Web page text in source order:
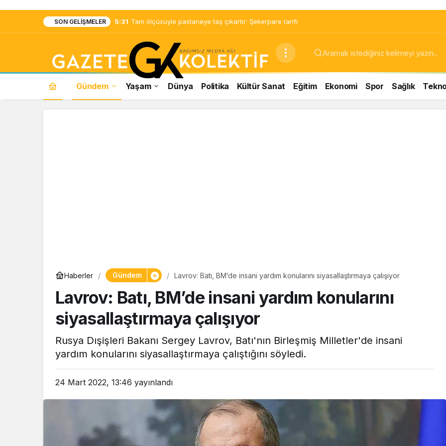
SON GELIŞMELER 5:31 Tam ölçüsüyle pastaneye taş çıkartır: Şekerpare tarifi
Gündem Yaşam Dünya Politika Kültür Sanat Eğitim Ekonomi Spor Sağlık
Haberler Gündem Lavrov: Batı, BM’de insani yardım konularını siyasallaştırmaya çalışıyor
Lavrov: Batı, BM’de insani yardım konularını
siyasallaştırmaya çalışıyor
Rusya Dışişleri Bakanı Sergey Lavrov, Batı'nın Birleşmiş Milletler'de insani
yardım konularını siyasallaştırmaya çalıştığını söyledi.
24 Mart 2022, 13:46 yayınlandı
Tam ölçüsüyle
pastaneye taş çıkartır:
Şekerpare tarifi
Çayın yanına çok
yakışacak bir mucize:
Brownie tadında ıslak